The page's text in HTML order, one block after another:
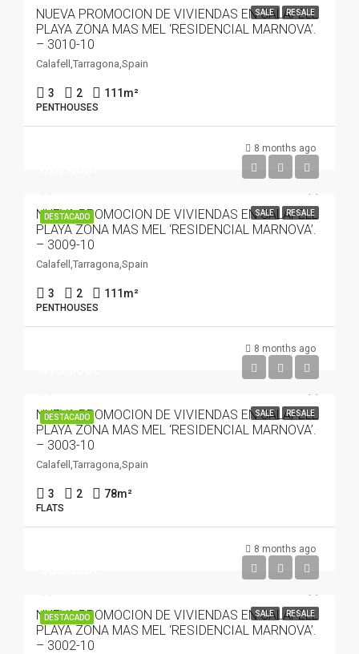
SALE RESALE
NUEVA PROMOCION DE VIVIENDAS EN CALAFELL
PLAYA ZONA MAS MEL ‘RESIDENCIAL MARNOVA’.
– 3010-10
Calafell,Tarragona,Spain
3 2 111 m²
PENTHOUSES
8 months ago
DESTACADO SALE RESALE
NUEVA PROMOCION DE VIVIENDAS EN CALAFELL
PLAYA ZONA MAS MEL ‘RESIDENCIAL MARNOVA’.
– 3009-10
Calafell,Tarragona,Spain
3 2 111 m²
PENTHOUSES
8 months ago
DESTACADO SALE RESALE
NUEVA PROMOCION DE VIVIENDAS EN CALAFELL
PLAYA ZONA MAS MEL ‘RESIDENCIAL MARNOVA’.
– 3003-10
Calafell,Tarragona,Spain
3 2 78m²
FLATS
8 months ago
DESTACADO SALE RESALE
NUEVA PROMOCION DE VIVIENDAS EN CALAFELL
PLAYA ZONA MAS MEL ‘RESIDENCIAL MARNOVA’.
– 3002-10